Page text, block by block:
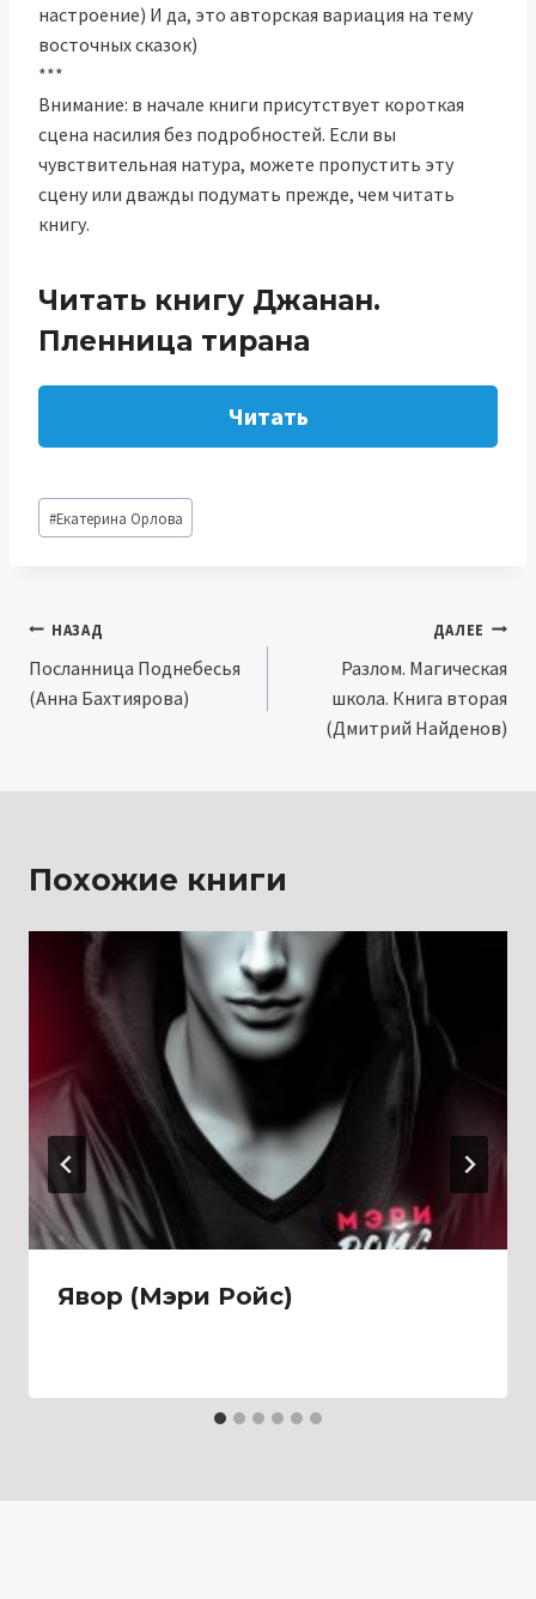
настроение) И да, это авторская вариация на тему
восточных сказок)
***
Внимание: в начале книги присутствует короткая
сцена насилия без подробностей. Если вы
чувствительная натура, можете пропустить эту
сцену или дважды подумать прежде, чем читать
книгу.
Читать книгу Джанан.
Пленница тирана
Читать
Метки
записи:
#Екатерина Орлова
Навигация
по
НАЗАД
Посланница Поднебесья
(Анна Бахтиярова)
ДАЛЕЕ
Разлом. Магическая
школа. Книга вторая
(Дмитрий Найденов)
Похожие книги
Явор (Мэри Ройс)